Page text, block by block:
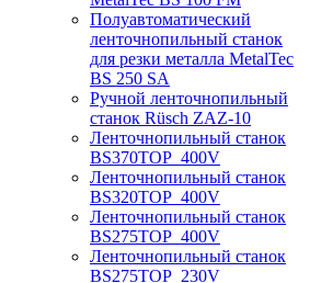
Полуавтоматический
ленточнопильный станок
для резки металла MetalTec
BS 250 SA
Ручной ленточнопильный
станок Rüsch ZAZ-10
Ленточнопильный станок
BS370TOP_400V
Ленточнопильный станок
BS320TOP_400V
Ленточнопильный станок
BS275TOP_400V
Ленточнопильный станок
BS275TOP_230V